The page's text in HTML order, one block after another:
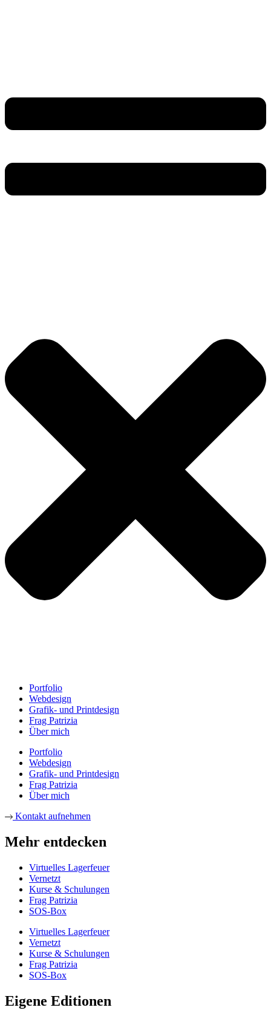
Portfolio
Webdesign
Grafik- und Printdesign
Frag Patrizia
Über mich
Portfolio
Webdesign
Grafik- und Printdesign
Frag Patrizia
Über mich
Kontakt aufnehmen
Mehr entdecken
Virtuelles Lagerfeuer
Vernetzt
Kurse & Schulungen
Frag Patrizia
SOS-Box
Virtuelles Lagerfeuer
Vernetzt
Kurse & Schulungen
Frag Patrizia
SOS-Box
Eigene Editionen